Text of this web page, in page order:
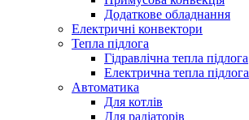
Додаткове обладнання
Електричні конвектори
Тепла підлога
Гідравлічна тепла підлога
Електрична тепла підлога
Автоматика
Для котлів
Для радіаторів